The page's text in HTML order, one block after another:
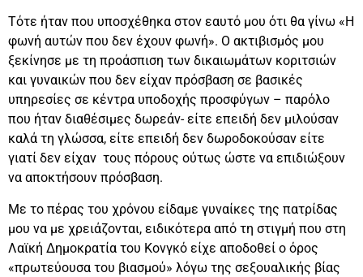
Τότε ήταν που υποσχέθηκα στον εαυτό μου ότι θα γίνω «Η
φωνή αυτών που δεν έχουν φωνή». Ο ακτιβισμός μου
ξεκίνησε με τη προάσπιση των δικαιωμάτων κοριτσιών
και γυναικών που δεν είχαν πρόσβαση σε βασικές
υπηρεσίες σε κέντρα υποδοχής προσφύγων – παρόλο
που ήταν διαθέσιμες δωρεάν- είτε επειδή δεν μιλούσαν
καλά τη γλώσσα, είτε επειδή δεν δωροδοκούσαν είτε
γιατί δεν είχαν τους πόρους ούτως ώστε να επιδιώξουν
να αποκτήσουν πρόσβαση.
Με το πέρας του χρόνου είδαμε γυναίκες της πατρίδας
μου να με χρειάζονται, ειδικότερα από τη στιγμή που στη
Λαϊκή Δημοκρατία του Κονγκό είχε αποδοθεί ο όρος
«πρωτεύουσα του βιασμού» λόγω της σεξουαλικής βίας